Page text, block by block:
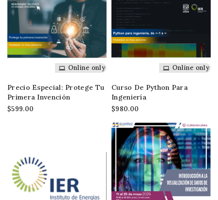
Online only
Precio Especial: Protege Tu
Primera Invención
$599.00
Online only
Curso De Python Para
Ingeniería
$980.00